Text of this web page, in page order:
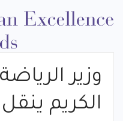
وزير
الكريم